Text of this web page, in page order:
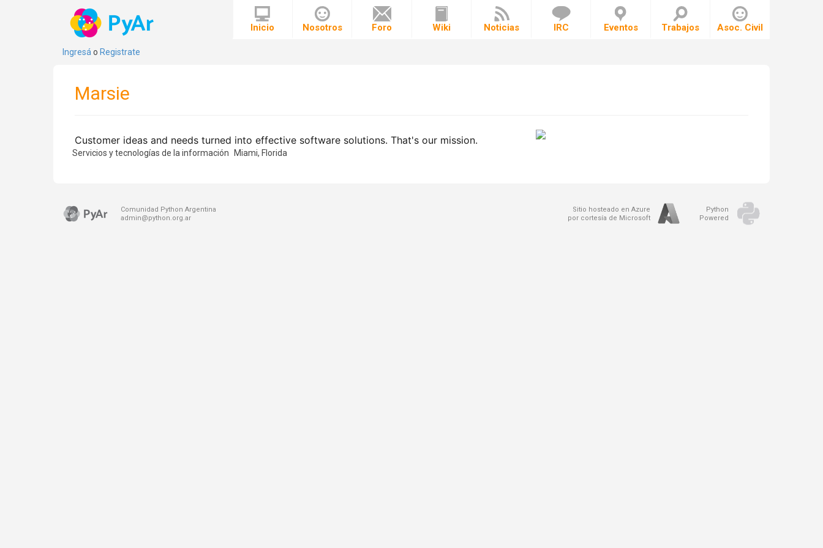
Ingresá o Registrate
Inicio Nosotros Foro Wiki Noticias IRC Eventos Trabajos Asoc. Civil
Marsie
Customer ideas and needs turned into effective software solutions. That's our mission.
Servicios y tecnologías de la información Miami, Florida
Comunidad Python Argentina
admin@python.org.ar
Sitio hosteado en Azure
por cortesía de Microsoft
Python
Powered